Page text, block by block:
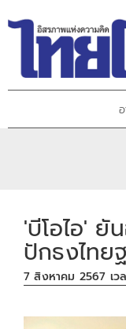
'บีโอไอ' ยั
ปักธงไทย
7 สิงหาคม 2567 เว